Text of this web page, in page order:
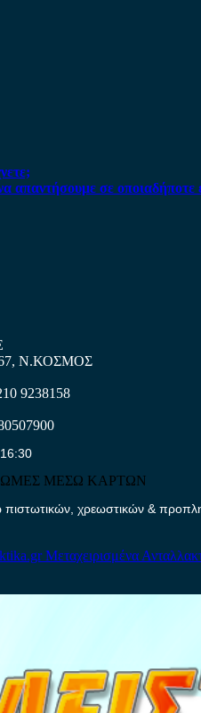
απαντήσουμε σε
Ν.ΚΟΣΜΟΣ
9238158
ΜΕΣΩ ΚΑΡΤΩΝ
χρεωστικών &
Μεταχειρισμένα